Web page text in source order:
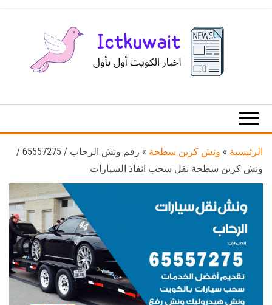
الكويت
الرئيسية » ونش كرين سطحة »
رقم ونش الرحاب / 65557275 /
ونش كرين سطحة نقل سحب انفاذ السيارات